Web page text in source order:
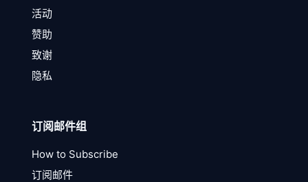
活动
赞助
致谢
隐私
订阅邮件组
How to Subscribe
订阅邮件